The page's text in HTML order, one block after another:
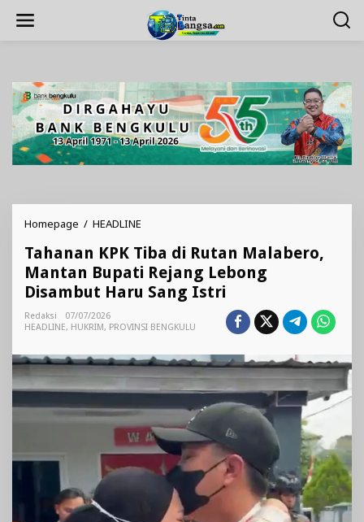
Homepage / HEADLINE
Tiba
di
Rutan
Malabero,
Bupati
Lebong
Disambut
Haru
Sang
Istri
Tahanan KPK Tiba di Rutan Malabero,
Mantan Bupati Rejang Lebong
Disambut Haru Sang Istri
Redaksi
07/07/2026
HEADLINE, HUKRIM, PROVINSI BENGKULU